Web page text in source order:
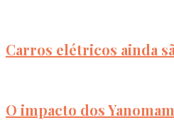
Carros elétricos ainda
O impacto dos